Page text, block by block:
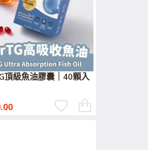
頂級魚油膠囊｜40顆入